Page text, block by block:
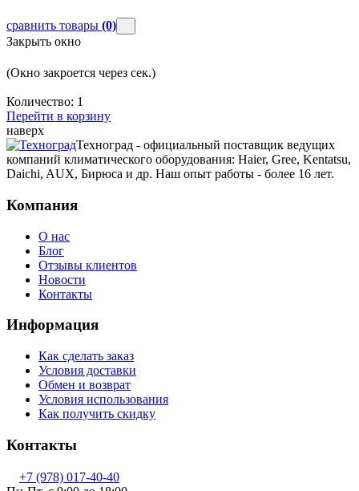
сравнить товары (0)
Закрыть окно
(Окно закроется через сек.)
Количество: 1
Перейти в корзину
наверх
Техноград - официальный поставщик ведущих
компаний климатического оборудования: Haier, Gree, Kentatsu,
Daichi, AUX, Бирюса и др. Наш опыт работы - более 16 лет.
Компания
О нас
Блог
Отзывы клиентов
Новости
Контакты
Информация
Как сделать заказ
Условия доставки
Обмен и возврат
Условия использования
Как получить скидку
Контакты
+7 (978) 017-40-40